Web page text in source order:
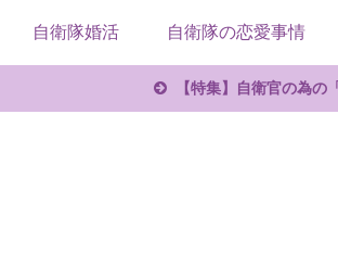
自衛隊婚活 自衛隊の恋愛事情
【特集】自衛官の為の